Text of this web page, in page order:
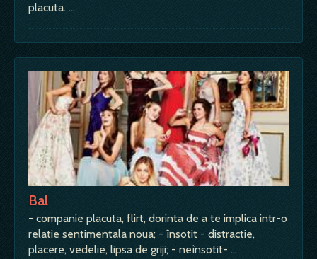
placuta. …
Bal
- companie placuta, flirt, dorinta de a te implica intr-o
relatie sentimentala noua; - însotit - distractie,
placere, vedelie, lipsa de griji; - neînsotit- …